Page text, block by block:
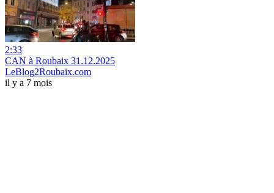
2:33
CAN à Roubaix 31.12.2025
LeBlog2Roubaix.com
il y a 7 mois